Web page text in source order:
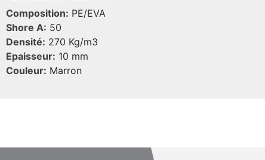
Composition: PE/EVA
Shore A: 50
Densité: 270 Kg/m3
Epaisseur: 10 mm
Couleur: Marron